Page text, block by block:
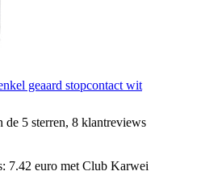
geaard stopcontact wit
de 5 sterren, 8 klantreviews
7.42 euro met Club Karwei